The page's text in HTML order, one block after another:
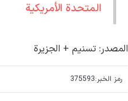
المتحدة الأمريكية
المصدر: تسنيم + الجزيرة
رمز الخبر:375593